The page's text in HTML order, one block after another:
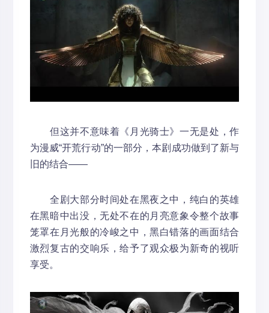
但这并不意味着《月光骑士》一无是处，作
为漫威“开荒行动”的一部分，本剧成功做到了新与
旧的结合——
全剧大部分时间处在黑夜之中，纯白的英雄
在黑暗中出没，无处不在的月亮意象令整个故事
笼罩在月光般的冷峻之中，黑白错落的画面结合
激烈复古的交响乐，给予了观众极为新奇的视听
享受。